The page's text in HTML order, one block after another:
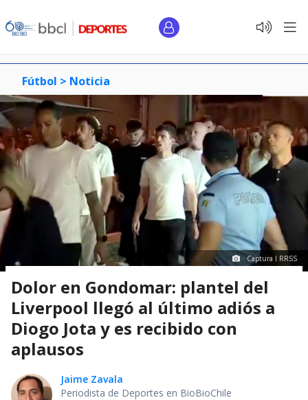
Fútbol > Noticia
Captura I RRSS
Dolor en Gondomar: plantel del
Liverpool llegó al último adiós a
Diogo Jota y es recibido con
aplausos
Jaime Zavala
Periodista de Deportes en BioBioChile